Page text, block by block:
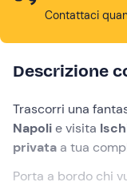
Contattaci
Descrizione
Trascorri una
Napolie visita
privata a tua
Porta a bordo chi